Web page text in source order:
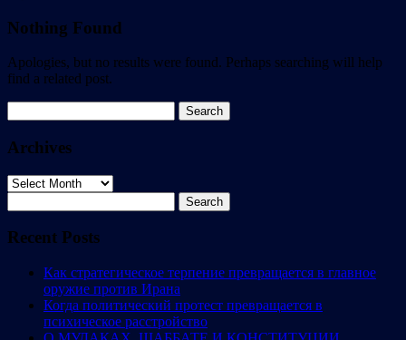
Nothing Found
Apologies, but no results were found. Perhaps searching will help
find a related post.
for:
Archives
Archives
for:
Recent Posts
Как стратегическое терпение превращается в главное
оружие против Ирана
Когда политический протест превращается в
психическое расстройство